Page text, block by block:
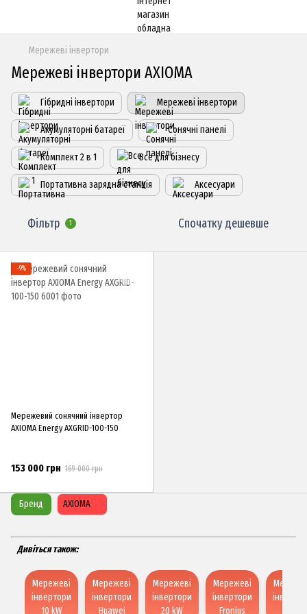
Мережеві інвертори
Мережеві інвертори AXIOMA
Гібридні інвертори Мережеві інвертори
Акумуляторні батареї Сонячні панелі
Комплект 2 в 1 Все для бізнесу
Портативна зарядна станція Аксесуари
Фільтр 1 Спочатку дешевше
−9%
Мережевий сонячний інвертор
AXIOMA Energy AXGRID-100-150
153 000 грн 169 000 грн
Дивіться також:
Мережеві
інвертори
10 kW
Мережеві
інвертори
Huawei
Мережеві
інвертори
20 kW
Мережеві
інвертори
Fronius
Бренд AXIOMA